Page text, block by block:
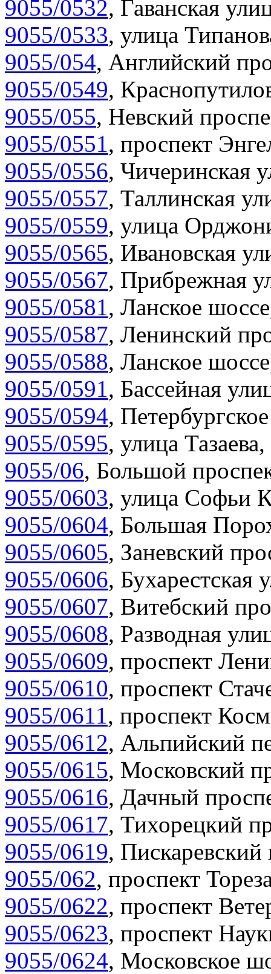
9055/0532, Гаванская
9055/0533, улица
9055/054, Английский
9055/0549,
9055/055, Невский
9055/0551, проспект
9055/0556, Чичеринская
9055/0557, Таллинская
9055/0559, улица
9055/0565, Ивановская
9055/0567, Прибрежная
9055/0581, Ланское
9055/0587, Ленинский
9055/0588, Ланское
9055/0591, Бассейная
9055/0594,
9055/0595, улица
9055/06, Большой
9055/0603, улица Софьи
9055/0604, Большая
9055/0605, Заневский
9055/0606, Бухарестская
9055/0607, Витебский
9055/0608, Разводная
9055/0609, проспект
9055/0610, проспект
9055/0611, проспект
9055/0612, Альпийский
9055/0615, Московский
9055/0616, Дачный
9055/0617, Тихорецкий
9055/0619, Пискаревский
9055/062, проспект
9055/0622, проспект
9055/0623, проспект
9055/0624, Московское